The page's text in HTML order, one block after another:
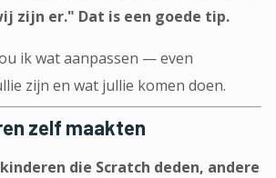
zijn er." Dat is een goede tip.
ik wat aanpassen — even
zijn en wat jullie komen doen.
zelf maakten
die Scratch deden, andere